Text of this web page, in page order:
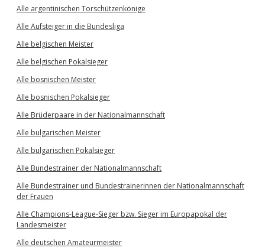
Alle argentinischen Torschützenkönige
Alle Aufsteiger in die Bundesliga
Alle belgischen Meister
Alle belgischen Pokalsieger
Alle bosnischen Meister
Alle bosnischen Pokalsieger
Alle Brüderpaare in der Nationalmannschaft
Alle bulgarischen Meister
Alle bulgarischen Pokalsieger
Alle Bundestrainer der Nationalmannschaft
Alle Bundestrainer und Bundestrainerinnen der Nationalmannschaft
der Frauen
Alle Champions-League-Sieger bzw. Sieger im Europapokal der
Landesmeister
Alle deutschen Amateurmeister